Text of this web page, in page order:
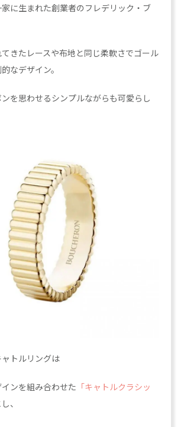
に生まれた創業者のフレデリック・ブ
きたレースや布地と同じ柔軟さでゴール
なデザイン。
を思わせるシンプルながらも可愛らし
トルリングは
ンを組み合わせた 「キャトルクラシッ
、